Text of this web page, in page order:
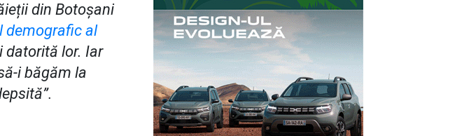
din Botoșani
demografic al
datorită lor. Iar
i băgăm la